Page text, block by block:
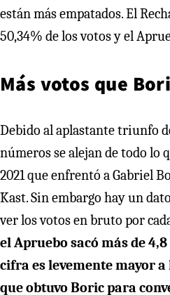
están más empatados. El
50,34% de los votos y el
Más votos que
Debido al aplastante triunfo
números se alejan de todo lo
2021 que enfrentó a Gabriel
Kast. Sin embargo hay un
ver los votos en bruto por
el Apruebo sacó más de
cifra es levemente mayor
que obtuvo Boric para